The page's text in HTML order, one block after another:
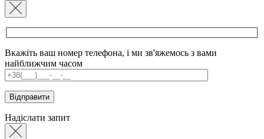
Вкажіть ваш номер телефона, і ми зв'яжемось з вами
найближчим часом
Надіслати запит